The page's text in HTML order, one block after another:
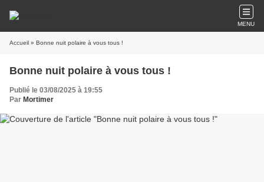
MENU
Accueil » Bonne nuit polaire à vous tous !
Bonne nuit polaire à vous tous !
Publié le 03/08/2025 à 19:55
Par Mortimer